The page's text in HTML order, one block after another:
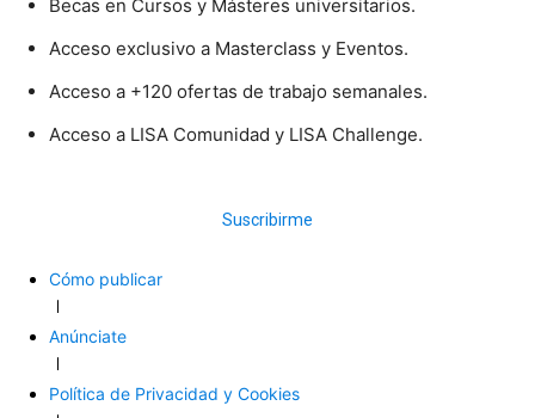
Becas en Cursos y Másteres universitarios.
Acceso exclusivo a Masterclass y Eventos.
Acceso a +120 ofertas de trabajo semanales.
Acceso a LISA Comunidad y LISA Challenge.
Suscribirme
Cómo publicar
Anúnciate
Política de Privacidad y Cookies